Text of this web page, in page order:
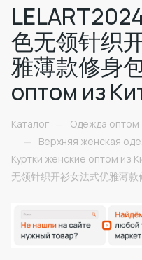
色无领针织
雅薄款修身
оптом из
Каталог — Одежда оптом
—
Верхняя женская
Куртки женские оптом из
无领针织开衫女法式优雅薄